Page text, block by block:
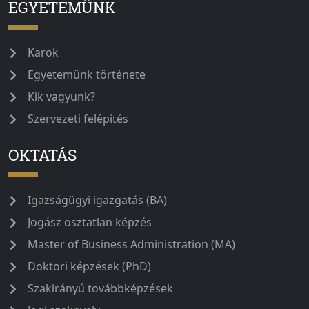
EGYETEMÜNK
Karok
Egyetemünk története
Kik vagyunk?
Szervezeti felépítés
OKTATÁS
Igazságügyi igazgatás (BA)
Jogász osztatlan képzés
Master of Business Administration (MA)
Doktori képzések (PhD)
Szakirányú továbbképzések